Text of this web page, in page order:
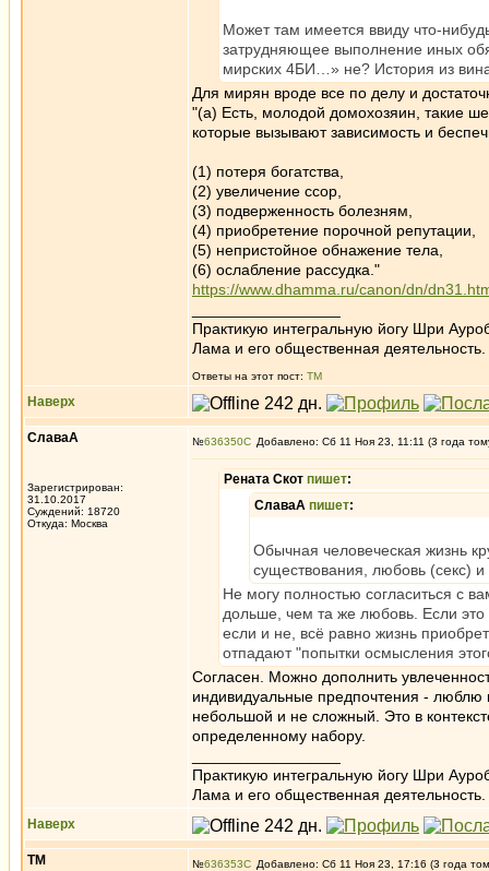
Может там имеется ввиду что-
затрудняющее выполнение иных
мирских 4БИ…» не? История из
Для мирян вроде все по делу и
"(а) Есть, молодой домохозяин, такие
которые вызывают зависимость и
(1) потеря богатства,
(2) увеличение ссор,
(3) подверженность болезням,
(4) приобретение порочной репутации,
(5) непристойное обнажение тела,
(6) ослабление рассудка."
https://www.dhamma.ru/canon/dn/
Практикую интегральную йогу Шри
Лама и его общественная деятельность.
Ответы на этот пост: ТМ
Наверх
СлаваА
Зарегистрирован:
31.10.2017
Суждений: 18720
Откуда: Москва
№636350 Добавлено: Сб 11 Ноя 23, 11:11 (3 года
Рената Скот пишет:
СлаваА пишет:
Обычная человеческая жизнь
существования, любовь (секс)
Не могу полностью согласиться с
дольше, чем та же любовь. Если
если и не, всё равно жизнь
отпадают "попытки осмысления
Согласен. Можно дополнить
индивидуальные предпочтения - люблю
небольшой и не сложный. Это в
определенному набору.
Практикую интегральную йогу Шри
Лама и его общественная деятельность.
Наверх
ТМ №636353 Добавлено: Сб 11 Ноя 23, 17:16 (3 года